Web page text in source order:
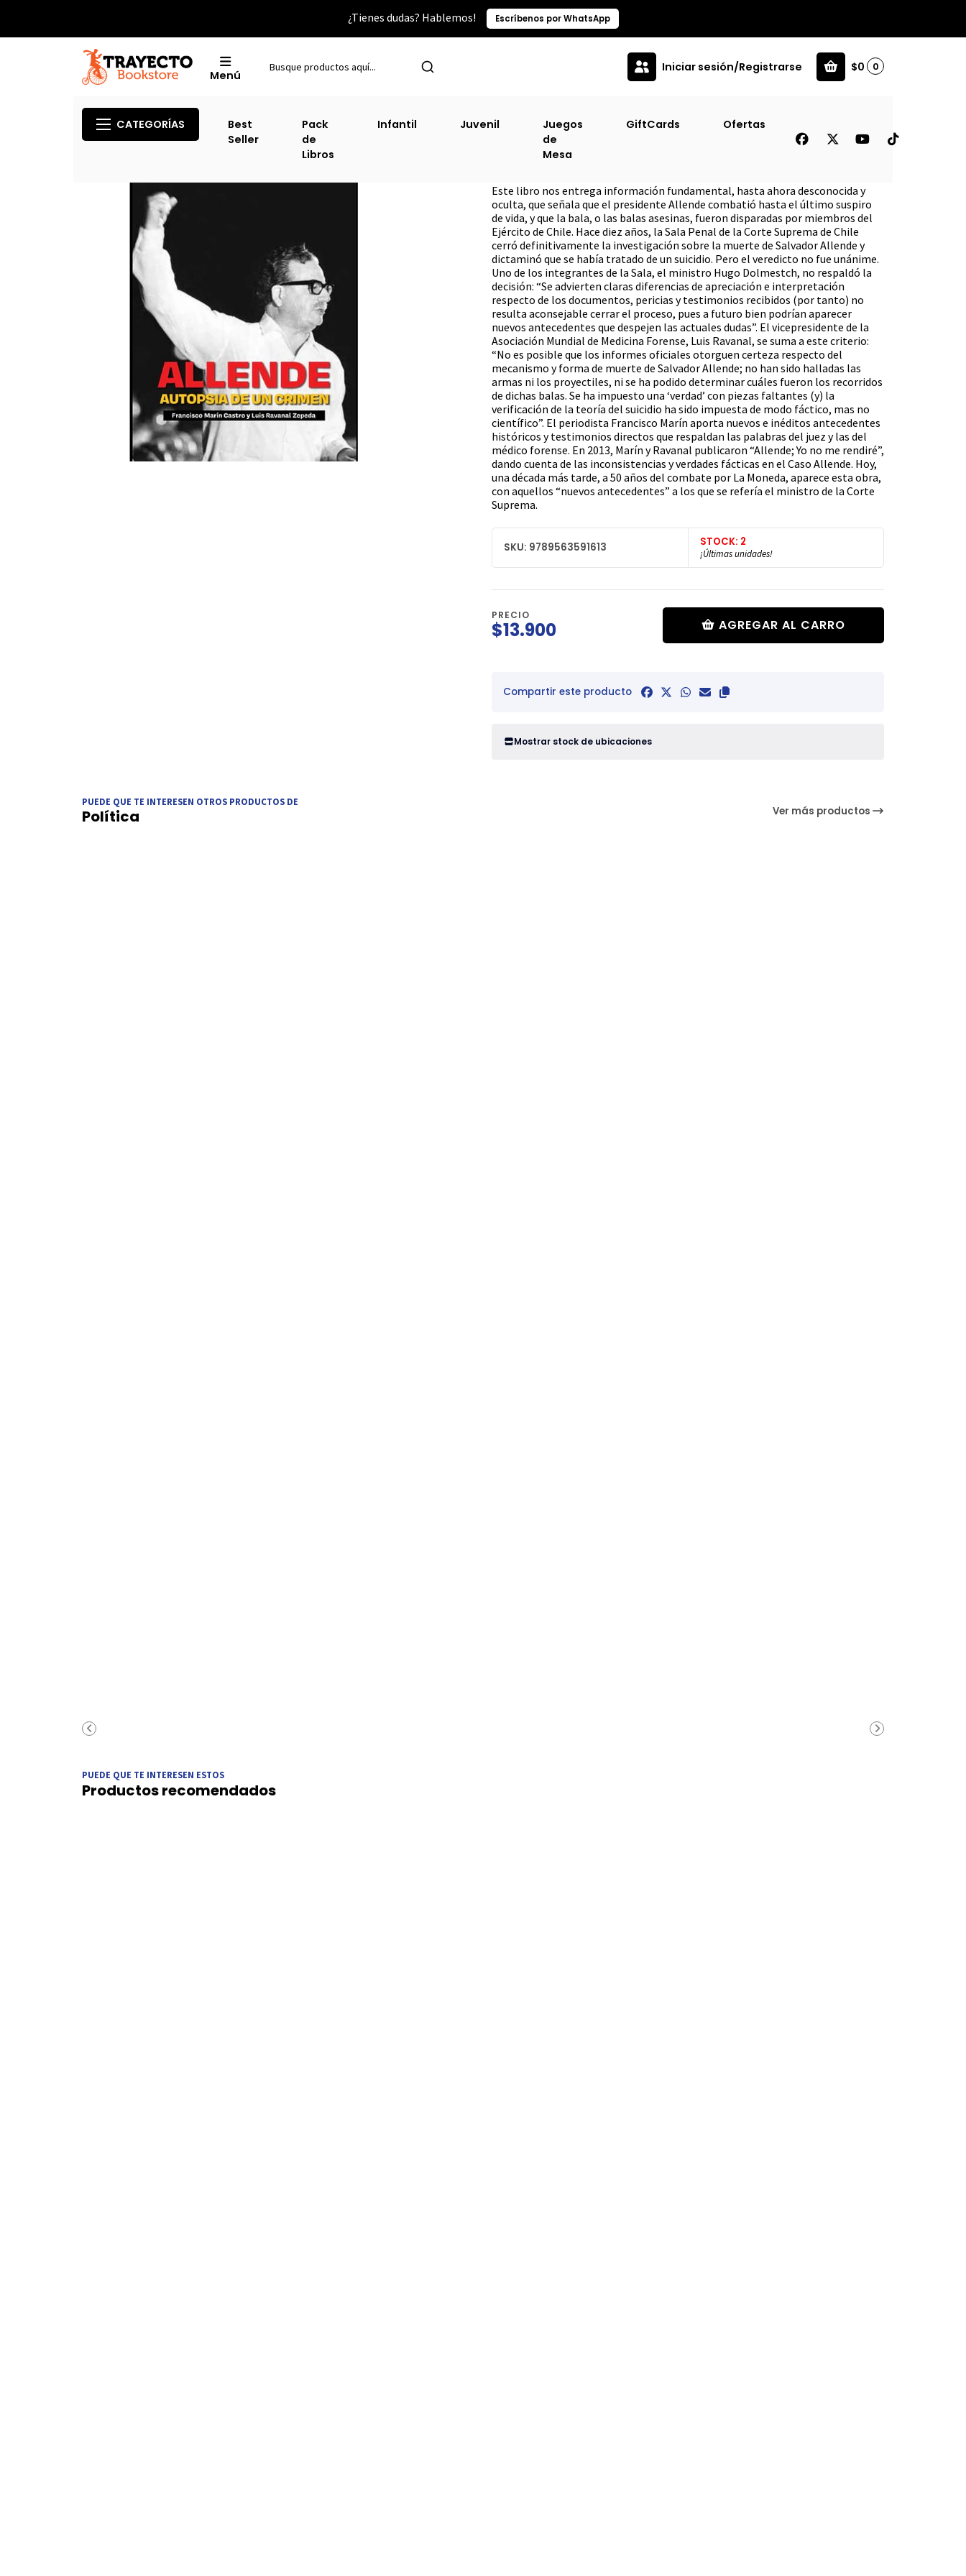
¿Tienes dudas? Hablemos! Escríbenos por WhatsApp
Menú
Iniciar sesión/Registrarse $0 0
CATEGORÍAS
Best
Seller
Pack
de
Libros
Infantil Juvenil
Juegos
de
Mesa
GiftCards Ofertas
Allende Autopsia De Un Crimen
Este libro nos entrega información fundamental, hasta ahora desconocida y
oculta, que señala que el presidente Allende combatió hasta el último suspiro
de vida, y que la bala, o las balas asesinas, fueron disparadas por miembros del
Ejército de Chile. Hace diez años, la Sala Penal de la Corte Suprema de Chile
cerró definitivamente la investigación sobre la muerte de Salvador Allende y
dictaminó que se había tratado de un suicidio. Pero el veredicto no fue unánime.
Uno de los integrantes de la Sala, el ministro Hugo Dolmestch, no respaldó la
decisión: “Se advierten claras diferencias de apreciación e interpretación
respecto de los documentos, pericias y testimonios recibidos (por tanto) no
resulta aconsejable cerrar el proceso, pues a futuro bien podrían aparecer
nuevos antecedentes que despejen las actuales dudas”. El vicepresidente de la
Asociación Mundial de Medicina Forense, Luis Ravanal, se suma a este criterio:
“No es posible que los informes oficiales otorguen certeza respecto del
mecanismo y forma de muerte de Salvador Allende; no han sido halladas las
armas ni los proyectiles, ni se ha podido determinar cuáles fueron los recorridos
de dichas balas. Se ha impuesto una ‘verdad’ con piezas faltantes (y) la
verificación de la teoría del suicidio ha sido impuesta de modo fáctico, mas no
científico”. El periodista Francisco Marín aporta nuevos e inéditos antecedentes
históricos y testimonios directos que respaldan las palabras del juez y las del
médico forense. En 2013, Marín y Ravanal publicaron “Allende; Yo no me rendiré”,
dando cuenta de las inconsistencias y verdades fácticas en el Caso Allende. Hoy,
una década más tarde, a 50 años del combate por La Moneda, aparece esta obra,
con aquellos “nuevos antecedentes” a los que se refería el ministro de la Corte
Suprema.
SKU: 9789563591613 STOCK: 2
¡Últimas unidades!
PRECIO
$13.900 AGREGAR AL CARRO
Compartir este producto
Mostrar stock de ubicaciones
PUEDE QUE TE INTERESEN OTROS PRODUCTOS DE
Política Ver más productos
PUEDE QUE TE INTERESEN ESTOS
Productos recomendados